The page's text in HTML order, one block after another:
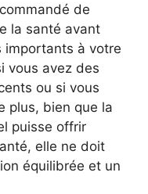
de
la santé avant
importants à votre
vous avez des
ou si vous
plus, bien que la
puisse offrir
elle ne doit
équilibrée et un